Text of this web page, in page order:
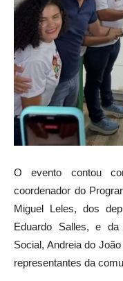
O evento contou
coordenador do
Miguel Leles, dos
Eduardo Salles, e da
Social, Andreia do
representantes da